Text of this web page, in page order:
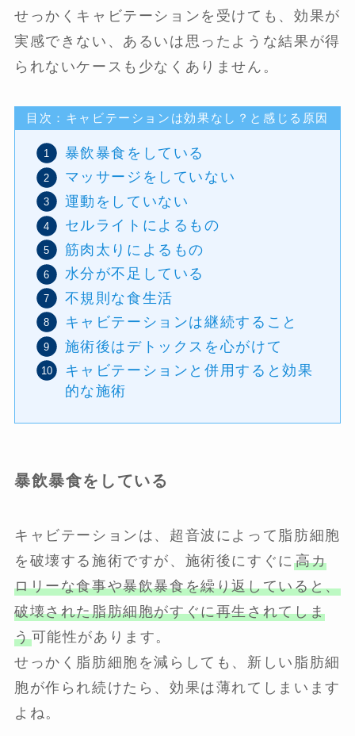
せっかくキャビテーションを受けても、効果が
実感できない、あるいは思ったような結果が得
られないケースも少なくありません。
目次：キャビテーションは効果なし？と感じる原因
暴飲暴食をしている
マッサージをしていない
運動をしていない
セルライトによるもの
筋肉太りによるもの
水分が不足している
不規則な食生活
キャビテーションは継続すること
施術後はデトックスを心がけて
キャビテーションと併用すると効果
的な施術
暴飲暴食をしている
キャビテーションは、超音波によって脂肪細胞
を破壊する施術ですが、施術後にすぐに 高カ
ロリーな食事や暴飲暴食を繰り返していると、
破壊された脂肪細胞がすぐに再生されてしま
う可能性があります。
せっかく脂肪細胞を減らしても、新しい脂肪細
胞が作られ続けたら、効果は薄れてしまいます
よね。